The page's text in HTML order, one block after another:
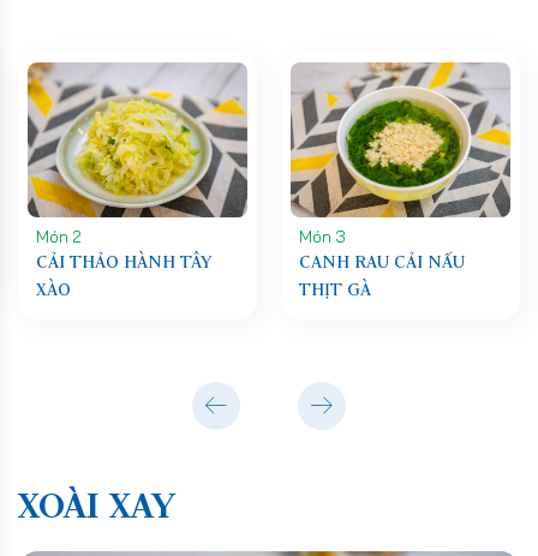
Món 2
CẢI THẢO HÀNH TÂY
XÀO
Món 3
CANH RAU CẢI NẤU
THỊT GÀ
XOÀI XAY